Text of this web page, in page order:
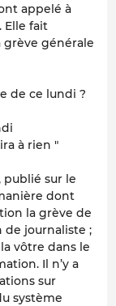
appelé à
Elle fait
grève générale
de ce lundi ?
à rien "
publié sur le
dont
la grève de
de journaliste ;
vôtre dans le
Il n’y a
sur
système